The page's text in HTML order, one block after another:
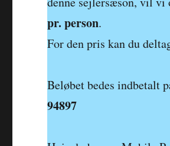
pr. person.
For den pris kan du
Beløbet bedes indbetalt
94897